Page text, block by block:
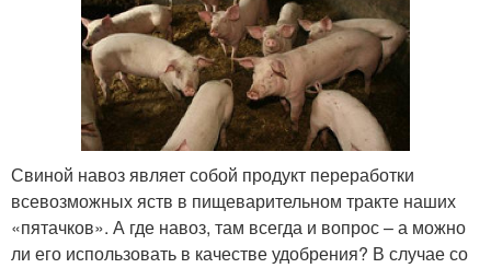
Свиной навоз являет собой продукт переработки
всевозможных яств в пищеварительном тракте наших
«пятачков». А где навоз, там всегда и вопрос – а можно
ли его использовать в качестве удобрения? В случае со